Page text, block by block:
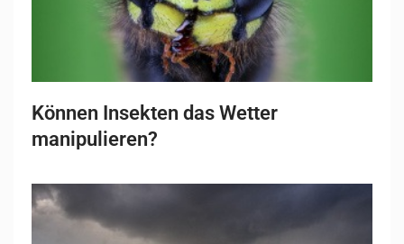
Können Insekten das Wetter
manipulieren?